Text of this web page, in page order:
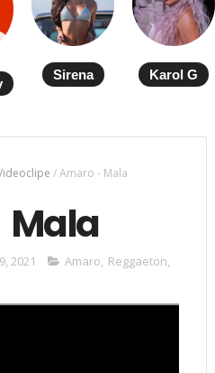
Sirena Karol G
/Amaro - Mala
2021 Amaro, Reggaeton,